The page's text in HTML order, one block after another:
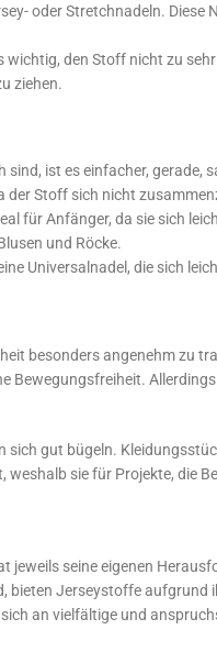
oder Stretchnadeln.
wichtig, den Stoff nicht zu
ziehen.
ist es einfacher, gerade,
der Stoff sich nicht
für Anfänger, da sie sich
und Röcke.
Universalnadel, die sich
besonders angenehm zu
Bewegungsfreiheit.
sich gut bügeln.
sie für Projekte, die
seine eigenen
bieten Jerseystoffe
an vielfältige und